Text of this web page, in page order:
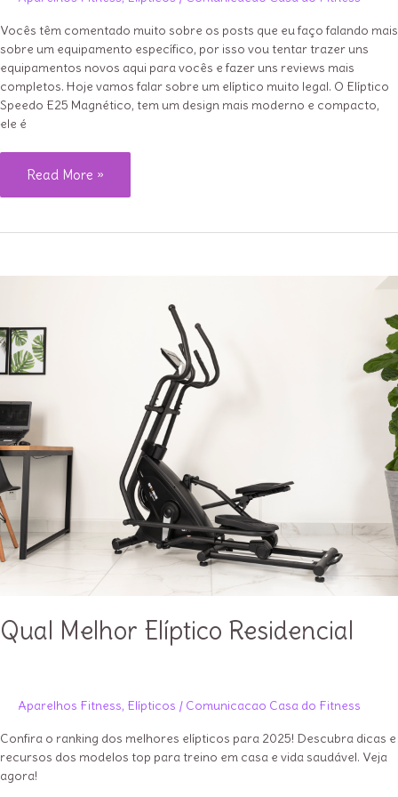
Vocês têm comentado muito sobre os posts que eu faço falando mais
sobre um equipamento específico, por isso vou tentar trazer uns
equipamentos novos aqui para vocês e fazer uns reviews mais
completos. Hoje vamos falar sobre um elíptico muito legal. O Elíptico
Speedo E25 Magnético, tem um design mais moderno e compacto,
ele é
Review:
Elíptico
Read More »
Qual Melhor Elíptico Residencial
Aparelhos Fitness, Elípticos / Comunicacao Casa do Fitness
Confira o ranking dos melhores elípticos para 2025! Descubra dicas e
recursos dos modelos top para treino em casa e vida saudável. Veja
agora!